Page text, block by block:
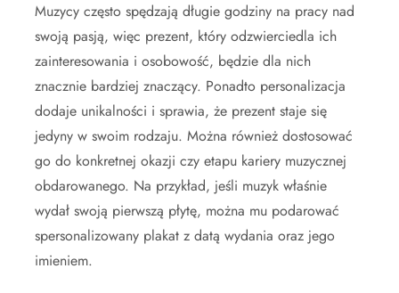
Muzycy często spędzają długie godziny na pracy nad
swoją pasją, więc prezent, który odzwierciedla ich
zainteresowania i osobowość, będzie dla nich
znacznie bardziej znaczący. Ponadto personalizacja
dodaje unikalności i sprawia, że prezent staje się
jedyny w swoim rodzaju. Można również dostosować
go do konkretnej okazji czy etapu kariery muzycznej
obdarowanego. Na przykład, jeśli muzyk właśnie
wydał swoją pierwszą płytę, można mu podarować
spersonalizowany plakat z datą wydania oraz jego
imieniem.